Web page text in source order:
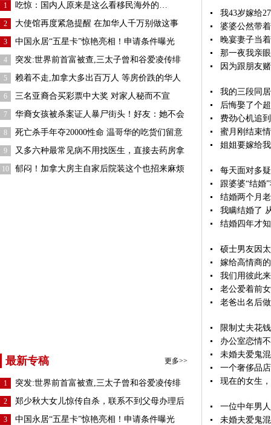
1 吃惊：国内人原来是这么看移民海外的…
2 大使馆再度紧急提醒 在加华人千万别做这事
3 中国永居“五星卡”惊艳亮相！申请条件曝光
4 突发:世界前首富被查,三太子曾和谷爱凌传绯
5 赖着不走,加拿大多出百万人 等房价跌的华人
6 三名亚裔合买彩票中大奖 对家人秘而不宣
7 华裔女孩被杀案证人暴尸街头！好友：她不会
8 死亡杀手年夺20000性命 温哥华的吃货们留意
9 又多六种最常见病不用找医生，直接去药房拿
10 郁闷！加拿大房主自家后院装这个也招来麻烦
最新专稿 更多>>
1 突发:世界前首富被查,三太子曾和谷爱凌传绯
2 郑少秋大女儿惊传自杀，联系不到父母办理后
3 中国永居“五星卡”惊艳亮相！申请条件曝光
我43岁嫁给
婆婆公然带
晚宴妻子当
那一夜我亲
因为跟朋友
我的三段同
后悔娶了个
费劲心机追
蜜月刚结束
姐姐要嫁给
每天面对多
跟婆婆“结婚
结婚两个月
我瞒结婚了
结婚四年才
硕士男友因
嫁给高情商
我们用彼此
老公爱着前
老爸出名后
限制丈夫花
办公室恋情
未婚夫爱鬼
一个奢侈品
现在的女生
一位中年男
未婚夫爱鬼